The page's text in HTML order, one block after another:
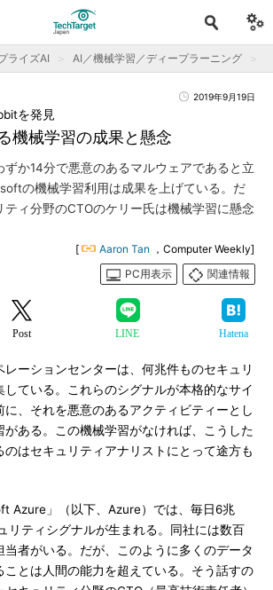
ライズAI AI／機械学習／ディープラーニング
2019年9月19日
機械学習の成果と懸念
を発見
ずか14分で悪意のあるマルウェアであると立
の機械学習利用は成果を上げている。だ
ティ分野のCTOのケリー氏は機械学習に懸念
[ Aaron Tan ，Computer Weekly]
PC用表示
関連情報
Post LINE Hatena
ーションセンターは、何兆件ものセキュリ
している。これらのシグナルが本格的なサイ
に、それを悪意のあるアクティビティーとし
がある。この機械学習がなければ、こうした
のはセキュリティアナリストにとって途方も
Azure」（以下、Azure）では、毎日6兆
リティシグナルが生まれる。同社には数百
当者がいる。だが、このように多くのデータ
ことは人間の能力を超えている。そう話すの